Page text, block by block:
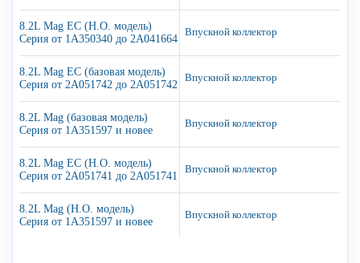
8.2L Mag EC (H.O. модель)
Серия от 1A350340 до 2A041664
Впускной коллектор
8.2L Mag EC (базовая модель)
Серия от 2A051742 до 2A051742
Впускной коллектор
8.2L Mag (базовая модель)
Серия от 1A351597 и новее
Впускной коллектор
8.2L Mag EC (H.O. модель)
Серия от 2A051741 до 2A051741
Впускной коллектор
8.2L Mag (H.O. модель)
Серия от 1A351597 и новее
Впускной коллектор